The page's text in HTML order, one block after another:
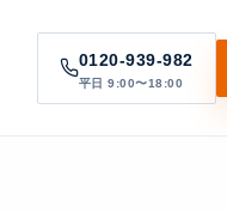
0120-939-982
平日 9:00〜18:00